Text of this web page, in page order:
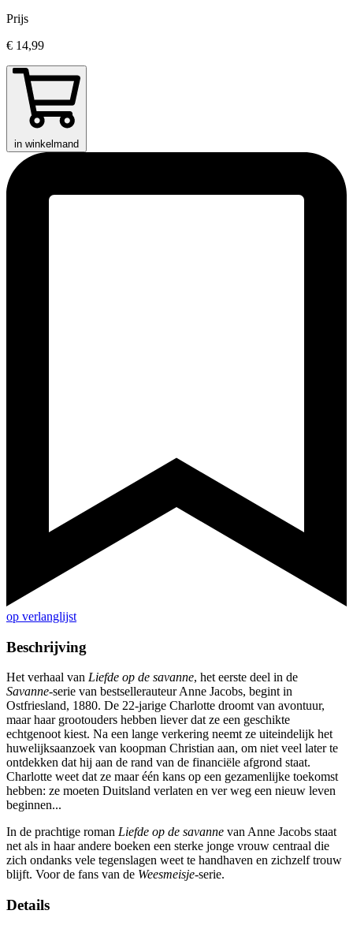
Prijs
€ 14,99
in winkelmand
op verlanglijst
Beschrijving
Het verhaal van Liefde op de savanne, het eerste deel in de
Savanne-serie van bestsellerauteur Anne Jacobs, begint in
Ostfriesland, 1880. De 22-jarige Charlotte droomt van avontuur,
maar haar grootouders hebben liever dat ze een geschikte
echtgenoot kiest. Na een lange verkering neemt ze uiteindelijk het
huwelijksaanzoek van koopman Christian aan, om niet veel later te
ontdekken dat hij aan de rand van de financiële afgrond staat.
Charlotte weet dat ze maar één kans op een gezamenlijke toekomst
hebben: ze moeten Duitsland verlaten en ver weg een nieuw leven
beginnen...
In de prachtige roman Liefde op de savanne van Anne Jacobs staat
net als in haar andere boeken een sterke jonge vrouw centraal die
zich ondanks vele tegenslagen weet te handhaven en zichzelf trouw
blijft. Voor de fans van de Weesmeisje-serie.
Details